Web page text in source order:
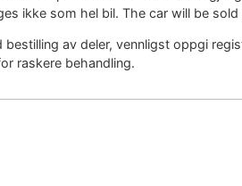
ikke som hel bil. The car will be sold
bestilling av deler, vennligst oppgi
raskere behandling.